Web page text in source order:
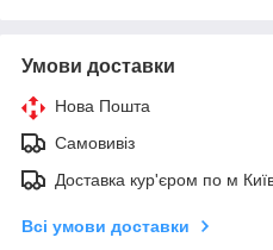
Умови доставки
Нова Пошта
Самовивіз
Доставка кур'єром по м
Всі умови доставки